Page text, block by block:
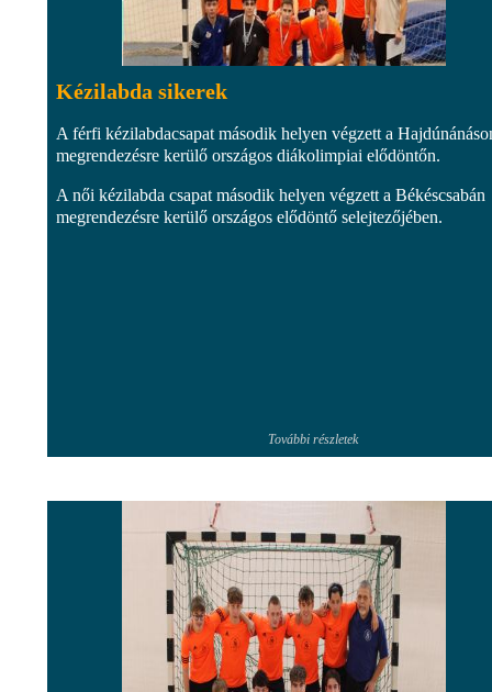
Kézilabda sikerek
A férfi kézilabdacsapat második helyen végzett a
megrendezésre kerülő országos diákolimpiai elődöntőn.
A női kézilabda csapat második helyen végzett a Békéscsabán
megrendezésre kerülő országos elődöntő selejtezőjében.
További részletek